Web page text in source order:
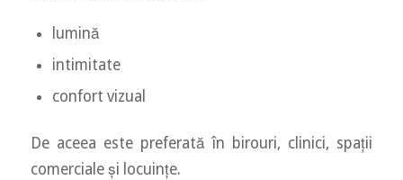
lumină
intimitate
confort vizual
De aceea este preferată în birouri, clinici, spații
comerciale și locuințe.